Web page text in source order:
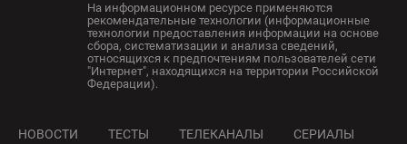
На информационном ресурсе применяются
рекомендательные технологии (информационные
технологии предоставления информации на основе
сбора, систематизации и анализа сведений,
относящихся к предпочтениям пользователей сети
"Интернет", находящихся на территории Российской
Федерации).
НОВОСТИ ТЕСТЫ ТЕЛЕКАНАЛЫ СЕРИАЛЫ